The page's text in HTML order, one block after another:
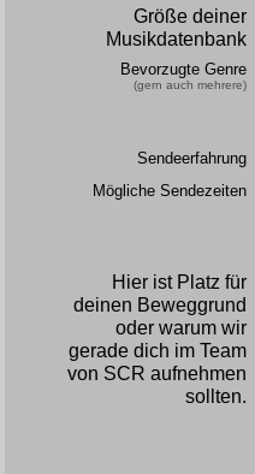
Größe deiner
Musikdatenbank
Bevorzugte Genre
(gern auch mehrere)
Sendeerfahrung
Mögliche Sendezeiten
Hier ist Platz für
deinen Beweggrund
oder warum wir
gerade dich im Team
von SCR aufnehmen
sollten.